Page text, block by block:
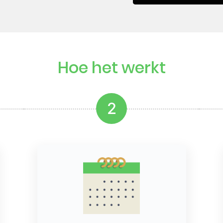
Hoe het werkt
2